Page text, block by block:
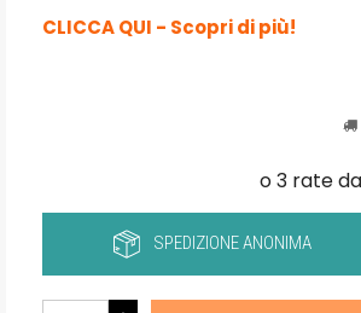
CLICCA QUI - Scopri di più!
SPEDIZIONE ANONIMA